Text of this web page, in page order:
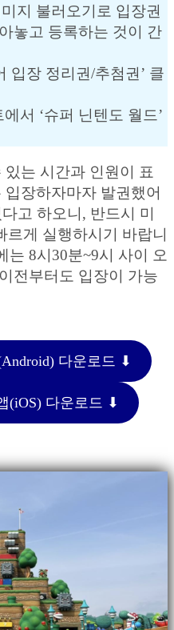
지 불러오기로 입장권
놓고 등록하는 것이 간
입장 정리권/추첨권’ 클
서 ‘슈퍼 닌텐도 월드’
는 시간과 인원이 표
장하자마자 발권했어
고 하오니, 반드시 미
르게 실행하시기 바랍니
는 8시30분~9시 사이 오
전부터도 입장이 가능
다운로드 ⬇︎
(iOS) 다운로드 ⬇︎